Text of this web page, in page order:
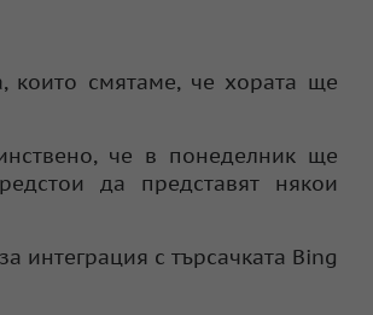
които смятаме, че хората ще
че в понеделник ще
да представят някои
интеграция с търсачката Bing